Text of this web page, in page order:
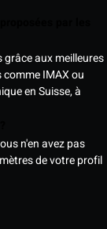
grâce aux meilleures
IMAX ou
en Suisse, à
n'en avez pas
de votre profil